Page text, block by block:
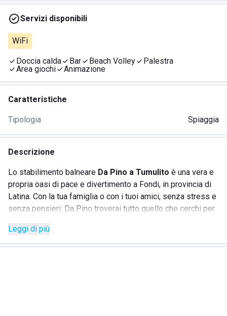
Servizi disponibili
WiFi
Doccia calda Bar Beach Volley
Palestra
Area giochi
Animazione
Caratteristiche
Tipologia Spiaggia
Descrizione
Lo stabilimento balneare Da Pino a Tumulito è una vera e
propria oasi di pace e divertimento a Fondi, in provincia di
Latina. Con la tua famiglia o con i tuoi amici, senza stress e
senza pensieri: Da Pino troverai tutto quello che cerchi per
Leggi di più